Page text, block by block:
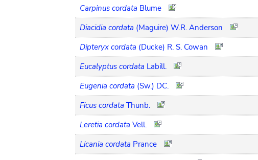
Carpinus cordata Blume
Diacidia cordata (Maguire) W.R. Anderson
Dipteryx cordata (Ducke) R. S. Cowan
Eucalyptus cordata Labill.
Eugenia cordata (Sw.) DC.
Ficus cordata Thunb.
Leretia cordata Vell.
Licania cordata Prance